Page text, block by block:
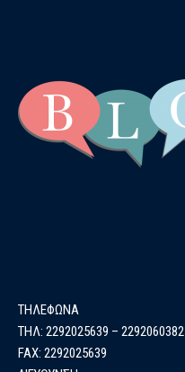
ΤΗΛΕΦΩΝΑ
ΤΗΛ: 2292025639 – 2292060382
FAX: 2292025639